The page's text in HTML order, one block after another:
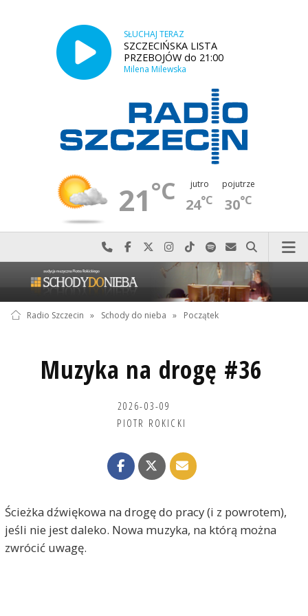
SŁUCHAJ TERAZ
SZCZECIŃSKA LISTA
PRZEBOJÓW do 21:00
Milena Milewska
21°C jutro
24°C
pojutrze
30°C
Najlepiej po prostu do nas zadzwoń
Odwiedź nas na Facebook-u
Odwiedź nas na X
Odwiedź nas na Instagram-ie
Odwiedź nas na TikTok-u
Szukaj nas na Spotify
Wyślij do nas
Szukaj
Radio Szczecin » Schody do nieba » Początek
Muzyka na drogę #36
2026-03-09
PIOTR ROKICKI
Ścieżka dźwiękowa na drogę do pracy (i z powrotem),
jeśli nie jest daleko. Nowa muzyka, na którą można
zwrócić uwagę.